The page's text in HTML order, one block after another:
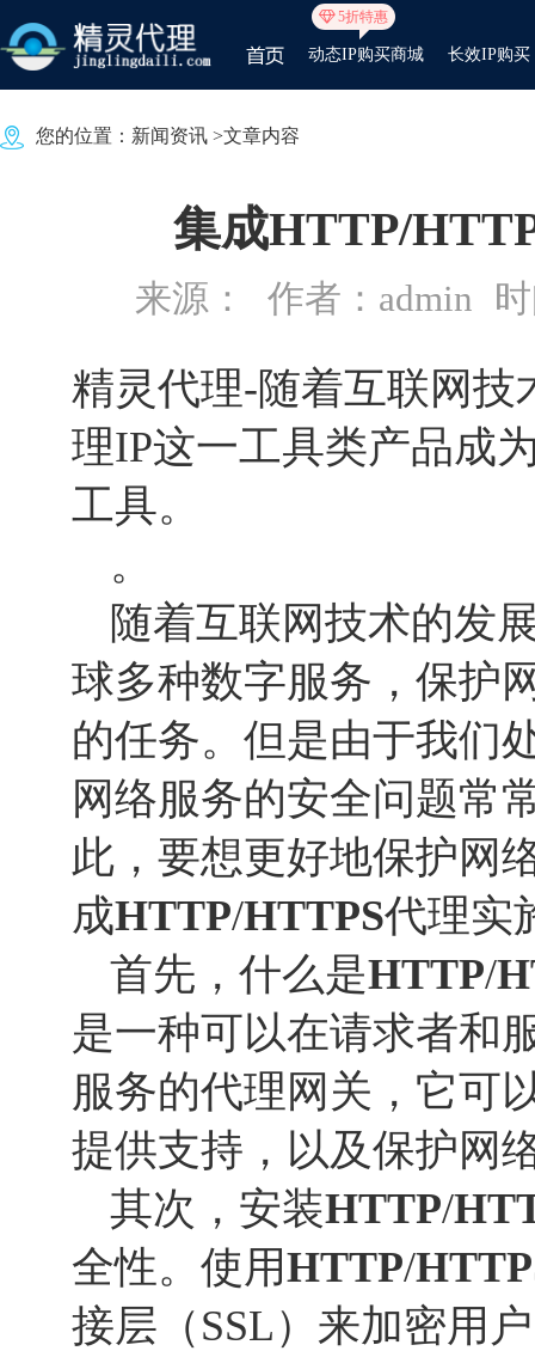
5折特惠
动态IP购买商城 长效IP购买
您的位置： 新闻资讯 >文章内容
集成HTTP/
来源： 作者：admin
精灵代理-随着互联网
理IP这一工具类产品成
工具。
。
随着互联网技术的发
球多种数字服务，保护
的任务。但是由于我们
网络服务的安全问题常
此，要想更好地保护网
成HTTP/HTTPS代理实
首先，什么是HTTP/
是一种可以在请求者和
服务的代理网关，它可
提供支持，以及保护网
其次，安装HTTP/
全性。使用HTTP/HTTP
接层（SSL）来加密用